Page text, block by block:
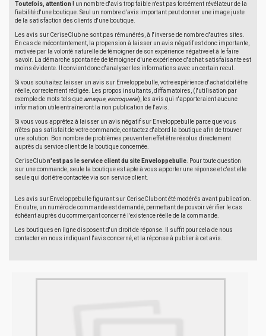
Toutefois, attention ! un nombre d'avis trop faible n'est pas forcément révélateur de la
fiabilité d'une boutique. Seul un nombre d'avis important peut donner une image juste
de la satisfaction des clients d'une boutique.
Les avis sur CeriseClub ne sont pas rémunérés, à l'inverse de nombre d'autres sites.
En cas de mécontentement, la propension à laisser un avis négatif est donc importante,
motivée par la volonté naturelle de témoigner de son expérience négative et à le faire
savoir. La démarche spontanée de témoigner d'une expérience d'achat satisfaisante est
moins évidente. Il convient donc d'analyser les informations avec un certain recul.
Si vous souhaitez laisser un avis sur Enveloppebulle, votre expérience d'achat doit être
réelle, correctement rédigée. Les propos insultants, diffamatoires, (l'utilisation par
exemple de mots tels que arnaque, escroquerie), les avis qui n'apporteraient aucune
information utile entraîneront la non publication de l'avis.
Si vous vous apprêtez à laisser un avis négatif sur Enveloppebulle parce que vous
n'êtes pas satisfait de votre commande, contactez d'abord la boutique afin de trouver
une solution. Bon nombre de problèmes peuvent en effet être résolus directement
auprès du service client de la boutique concernée.
CeriseClubn'est pas le service client du site Enveloppebulle . Pour toute question
sur une commande, seule la boutique est apte à vous apporter une réponse et c'est elle
seule qui doit être contactée via son service client.
Les avis sur Enveloppebulle figurant sur CeriseClub ont été modérés avant publication.
En outre, un numéro de commande est demandé, permettant de pouvoir vérifier le cas
échéant auprès du commerçant concerné l'existence réelle de la commande.
Les boutiques en ligne disposent d'un droit de réponse. Il suffit pour cela de nous
contacter en nous indiquant l'avis concerné, et la réponse à publier à cet avis.